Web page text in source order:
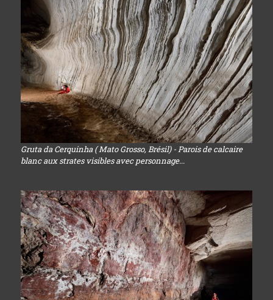
Gruta da Cerquinha ( Mato Grosso, Brésil) - Parois de calcaire
blanc aux strates visibles avec personnage...